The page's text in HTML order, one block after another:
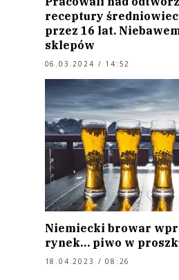
receptury
przez 16 lat.
sklepów
06.03.2024 / 14:52
Niemiecki browar
rynek… piwo w
18.04.2023 / 08:26